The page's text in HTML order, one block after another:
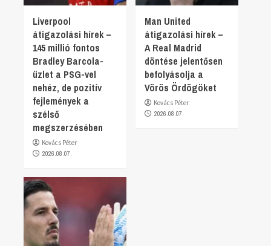
Liverpool
átigazolási hírek –
145 millió fontos
Bradley Barcola-
üzlet a PSG-vel
nehéz, de pozitív
fejlemények a
szélső
megszerzésében
Kovács Péter
2026.08.07.
Man United
átigazolási hírek –
A Real Madrid
döntése jelentősen
befolyásolja a
Vörös Ördögöket
Kovács Péter
2026.08.07.